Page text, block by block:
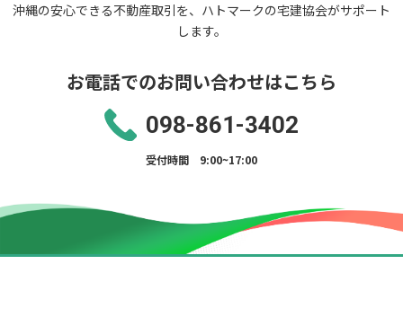
沖縄の安心できる不動産取引を、ハトマークの宅建協会がサポート
します。
お電話でのお問い合わせはこちら
098-861-3402
受付時間 9:00~17:00